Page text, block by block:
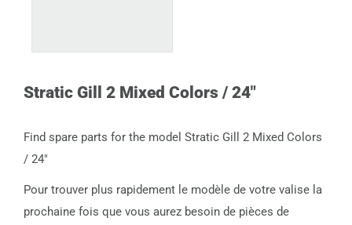
Stratic Gill 2 Mixed Colors / 24"
Find spare parts for the model Stratic Gill 2 Mixed Colors
/ 24"
Pour trouver plus rapidement le modèle de votre valise la
prochaine fois que vous aurez besoin de pièces de